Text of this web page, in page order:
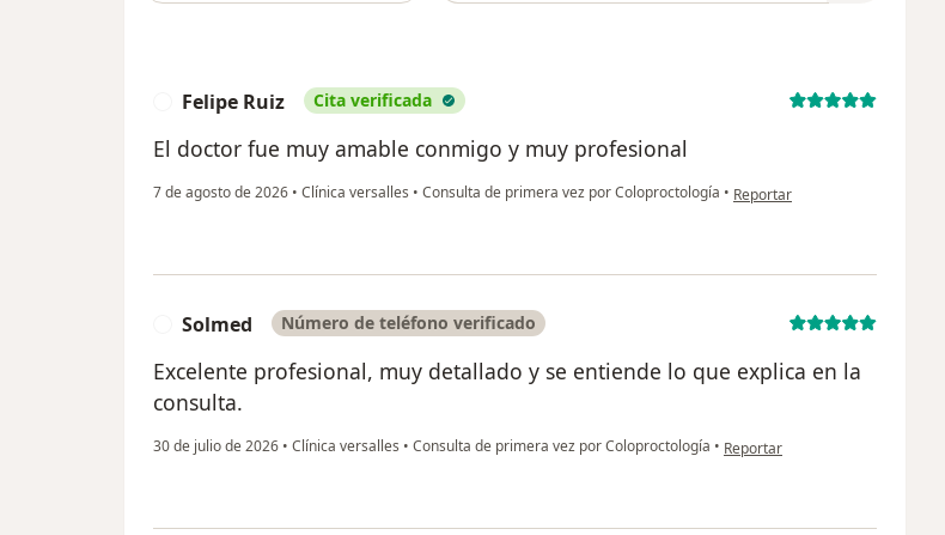
Felipe Ruiz Cita verificada
El doctor fue muy amable conmigo y muy profesional
7 de agosto de 2026 • Clínica versalles • Consulta de primera vez por Coloproctología • en opinión del usuario Felipe Ruiz
Reportar
Solmed Número de teléfono verificado
Excelente profesional, muy detallado y se entiende lo que explica en la
consulta.
30 de julio de 2026 • Clínica versalles • Consulta de primera vez por Coloproctología • en opinión del usuario Solmed
Reportar